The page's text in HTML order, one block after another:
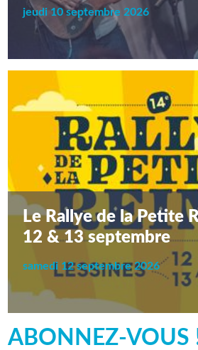
jeudi 10 septembre 2026
Le Rallye de la Petite
12 & 13 septembre
samedi 12 septembre 2026
ABONNEZ-VOUS